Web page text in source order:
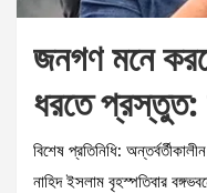
জনগণ মনে
ধরতে প্রস্তুত:
বিশেষ প্রতিনিধি:
নাহিদ ইসলাম বৃহস্পতিবার